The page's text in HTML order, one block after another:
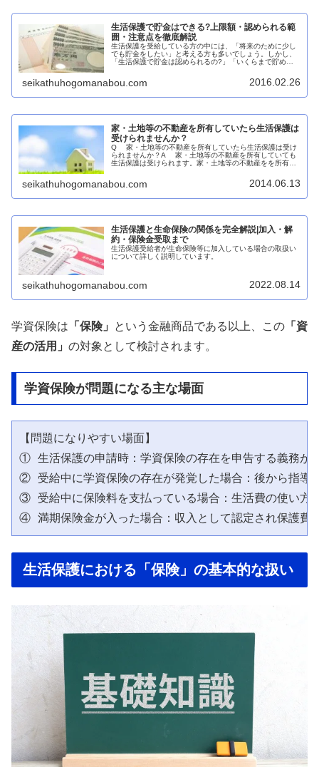
生活保護で貯金はできる?上限額・認められる範
囲・注意点を徹底解説
生活保護を受給している方の中には、「将来のために少し
でも貯金をしたい」と考える方も多いでしょう。しかし、
「生活保護で貯金は認められるの?」「いくらまで貯めて
seikathuhogomanabou.com 2016.02.26
家・土地等の不動産を所有していたら生活保護は
受けられませんか？
Q 家・土地等の不動産を所有していたら生活保護は受け
られませんか？A 家・土地等の不動産を所有していても
生活保護は受けられます。家・土地等の不動産をを所有し
seikathuhogomanabou.com 2014.06.13
生活保護と生命保険の関係を完全解説|加入・解
約・保険金受取まで
生活保護受給者が生命保険等に加入している場合の取扱い
について詳しく説明しています。
seikathuhogomanabou.com 2022.08.14
学資保険は 「保険」 という金融商品である以上、この 「資
産の活用」 の対象として検討されます。
学資保険が問題になる主な場面
【問題になりやすい場面】
① 生活保護の申請時：学資保険の存在を申告する義務が
② 受給中に学資保険の存在が発覚した場合：後から指導
③ 受給中に保険料を支払っている場合：生活費の使い方
生活保護における「保険」の基本的な扱い